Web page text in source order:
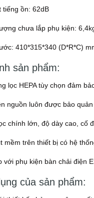
tiếng ồn: 62dB
chưa lắp phụ kiện:
410*315*340 (D*R*C)
sản phẩm:
lọc HEPA tùy chọn đảm
nguồn luôn được bảo
chính lớn, độ dày cao, cố
mềm trên thiết bị có hệ
với phụ kiện bàn chải điện
của sản phẩm: